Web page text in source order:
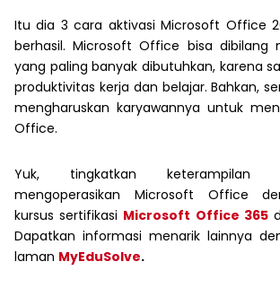
Itu dia 3 cara aktivasi Microsoft Office
berhasil. Microsoft Office bisa dibilang
yang paling banyak dibutuhkan, karena
produktivitas kerja dan belajar. Bahkan,
mengharuskan karyawannya untuk
Office.
Yuk, tingkatkan keterampilan
mengoperasikan Microsoft Office
kursus sertifikasi Microsoft Office 365
Dapatkan informasi menarik lainnya
laman MyEduSolve.